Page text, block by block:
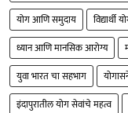
योग आणि समुदाय
विद्यार्थी
ध्यान आणि मानसिक आरोग्य
युवा भारत चा सहभाग
इंदापुरातील योग सेवांचे महत्व